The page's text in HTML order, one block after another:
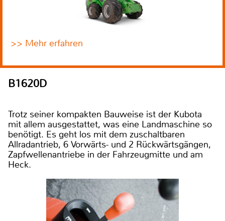
>> Mehr erfahren
B1620D
Trotz seiner kompakten Bauweise ist der Kubota
mit allem ausgestattet, was eine Landmaschine so
benötigt. Es geht los mit dem zuschaltbaren
Allradantrieb, 6 Vorwärts- und 2 Rückwärtsgängen,
Zapfwellenantriebe in der Fahrzeugmitte und am
Heck.